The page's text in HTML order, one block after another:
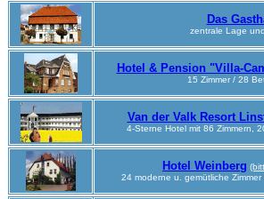
Das
zentrale Lage
Hotel & Pension "Villa-
15 Zimmer / 28
Van der Valk Resort
4-Sterne Hotel mit 86 Zimmern,
Hotel Weinberg
24 moderne u. gemütliche